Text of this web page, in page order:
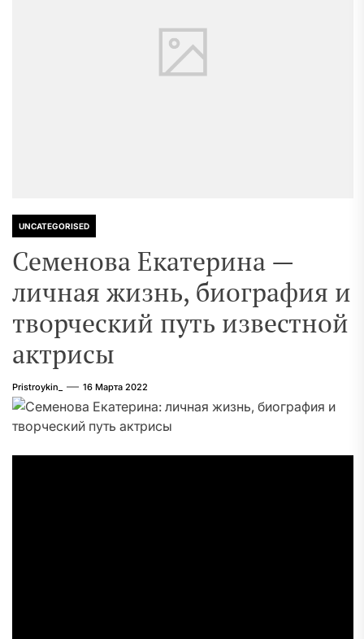
UNCATEGORISED
Семенова Екатерина —
личная жизнь, биография и
творческий путь известной
актрисы
Pristroykin_ 16 Марта 2022